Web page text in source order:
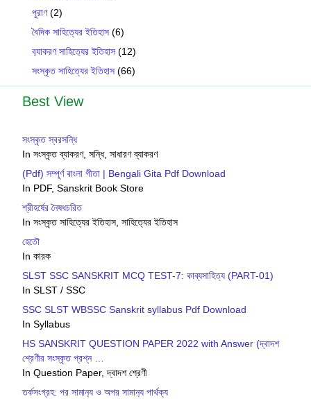
পুরাণ(2)
বৈদিক সাহিত্যের ইতিহাস (6)
ব‍্যাকরণ সাহিত‍্যের ইতিহাস (12)
সংস্কৃত সাহিত্যের ইতিহাস (66)
Best View
সংস্কৃত স্বরসন্ধি
In সংস্কৃত ব্যাকরণ, সন্ধি, সাধারণ ব্যাকরণ
(Pdf) সম্পূর্ণ বাংলা গীতা | Bengali Gita Pdf Download
In PDF, Sanskrit Book Store
শ্রীহর্ষের নৈষধচরিত
In সংস্কৃত সাহিত্যের ইতিহাস, সাহিত্যের ইতিহাস
হেতৌ
In কারক
SLST SSC SANSKRIT MCQ TEST-7: কাব্যসাহিত্য (PART-01)
In SLST / SSC
SSC SLST WBSSC Sanskrit syllabus Pdf Download
In Syllabus
HS SANSKRIT QUESTION PAPER 2022 with Answer (দ্বাদশ
শ্রেণীর সংস্কৃত প্রশ্ন …
In Question Paper, দ্বাদশ শ্রেণী
তর্কসংগ্রহ: পর সামান‍্য ও অপর সামান‍্য পার্থক্য